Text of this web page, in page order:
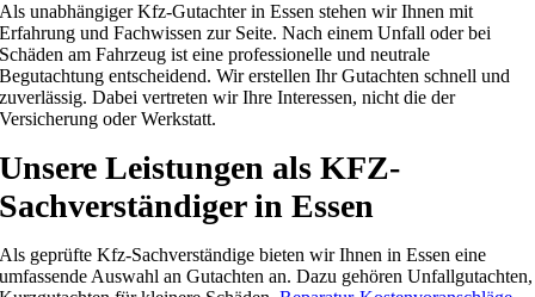
Als unabhängiger Kfz-Gutachter in Essen stehen wir Ihnen mit
Erfahrung und Fachwissen zur Seite. Nach einem Unfall oder bei
Schäden am Fahrzeug ist eine professionelle und neutrale
Begutachtung entscheidend. Wir erstellen Ihr Gutachten schnell und
zuverlässig. Dabei vertreten wir Ihre Interessen, nicht die der
Versicherung oder Werkstatt.
Unsere Leistungen als KFZ-
Sachverständiger in Essen
Als geprüfte Kfz-Sachverständige bieten wir Ihnen in Essen eine
umfassende Auswahl an Gutachten an. Dazu gehören Unfallgutachten,